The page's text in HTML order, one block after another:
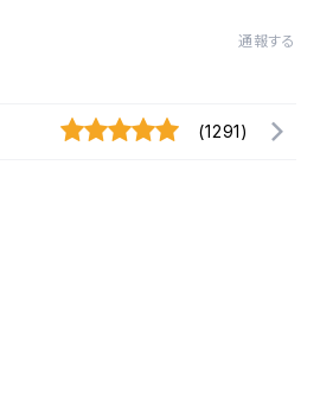
通報する
(1291)